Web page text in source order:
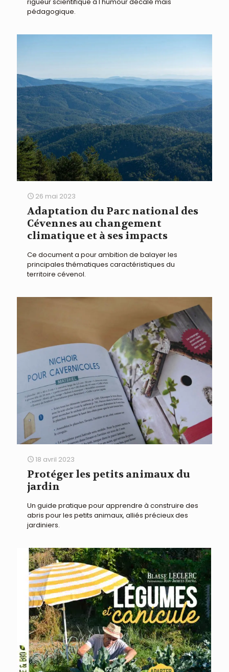
pédagogique.
26 mai 2023
Adaptation du Parc national des
Cévennes au changement
climatique et à ses impacts
Ce document a pour ambition de balayer les
principales thématiques caractéristiques du
territoire cévenol.
18 avril 2023
Protéger les petits animaux du
jardin
Un guide pratique pour apprendre à construire des
abris pour les petits animaux, alliés précieux des
jardiniers.